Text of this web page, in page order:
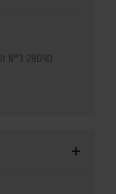
Nº3 28040